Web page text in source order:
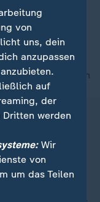
nach oben
von
uns, dein
anzupassen
auf
der
Dritten werden
Wir
von
um das Teilen